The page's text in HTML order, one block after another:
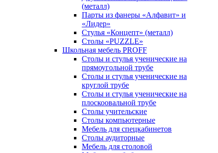
(металл)
Парты из фанеры «Алфавит» и
«Лидер»
Стулья «Концепт» (металл)
Столы «PUZZLE»
Школьная мебель PROFF
Столы и стулья ученические на
прямоугольной трубе
Столы и стулья ученические на
круглой трубе
Столы и стулья ученические на
плоскоовальной трубе
Столы учительские
Столы компьютерные
Мебель для спецкабинетов
Столы аудиторные
Мебель для столовой